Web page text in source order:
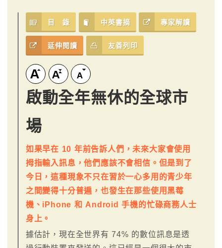
目 錄 中英書摘 專家解讀
延伸閱讀 友善列印
啟動全年無休的全球市
場
如果早在 10 年前告訴人們，未來大家會使用
拇指輸入訊息，他們應該不會相信。但是到了
今日，這種現象不只在習於一心多用的青少年
之間變得十分普遍，也發生在那些使用黑莓
機、iPhone 和 Android 手機的忙碌商務人士
身上。
據估計，現在全世界有 74% 的數位訊息是透